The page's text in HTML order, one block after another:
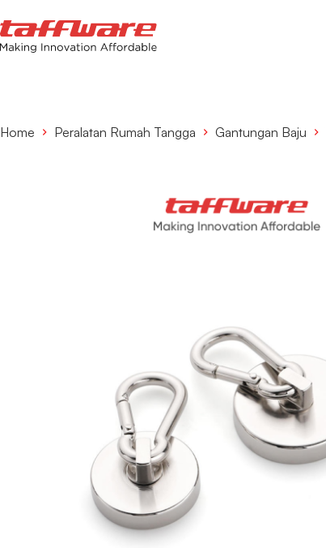
Home Peralatan Rumah Tangga Gantungan Baju